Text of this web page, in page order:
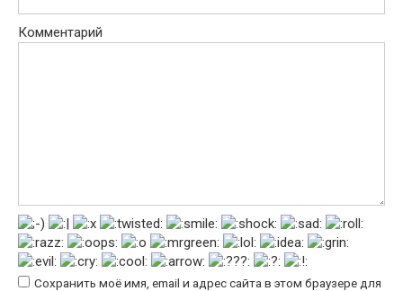
Комментарий
Сохранить моё имя, email и адрес сайта в этом браузере для